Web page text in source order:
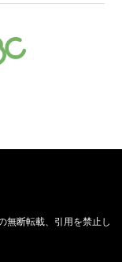
無断転載、引用を禁止し